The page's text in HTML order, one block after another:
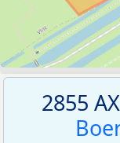
2855